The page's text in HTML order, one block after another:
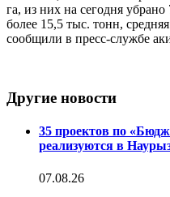
га, из них на сегодня
более 15,5 тыс. тонн,
сообщили в пресс-службе
Другие новости
35 проектов по
реализуются в
07.08.26